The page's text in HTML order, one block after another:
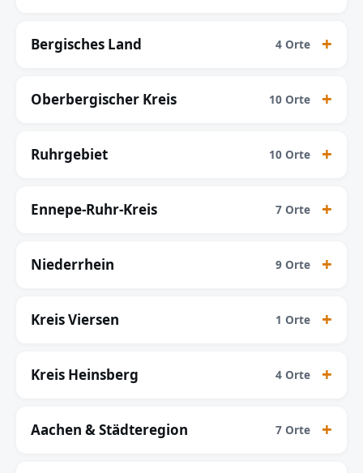
Bergisches Land 4 Orte
Oberbergischer Kreis 10 Orte
Ruhrgebiet 10 Orte
Ennepe-Ruhr-Kreis 7 Orte
Niederrhein 9 Orte
Kreis Viersen 1 Orte
Kreis Heinsberg 4 Orte
Aachen & Städteregion 7 Orte